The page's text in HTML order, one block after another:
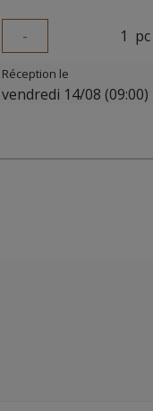
- 1 pc
Réception le
vendredi 14/08 (09:00)